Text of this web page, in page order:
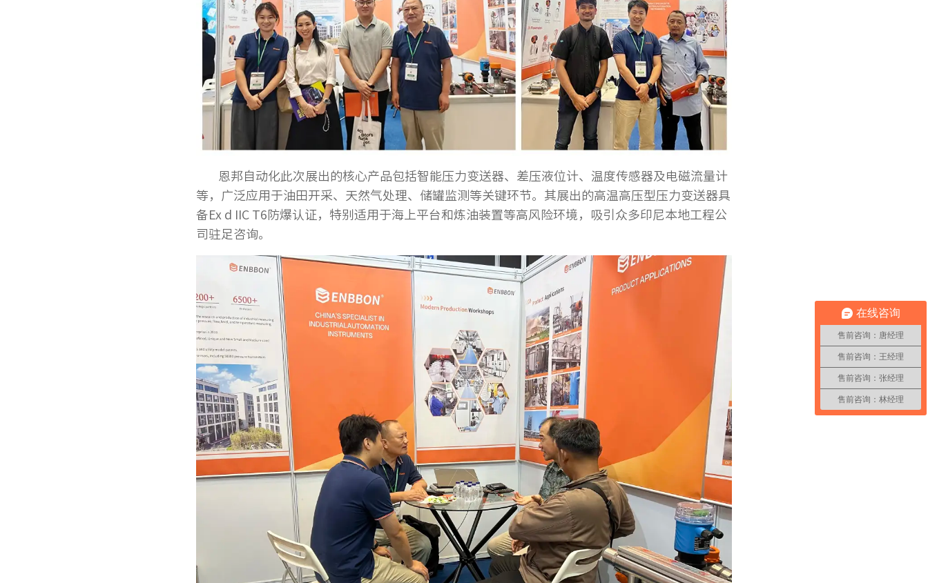
恩邦自动化此次展出的核心产品包括智能压力变送器、差压液位计、温度传感器及电磁流量计
等，广泛应用于油田开采、天然气处理、储罐监测等关键环节。其展出的高温高压型压力变送器具
备Ex d IIC T6防爆认证，特别适用于海上平台和炼油装置等高风险环境，吸引众多印尼本地工程公
司驻足咨询。
在线咨询
售前咨询：唐经理
售前咨询：王经理
售前咨询：张经理
售前咨询：林经理